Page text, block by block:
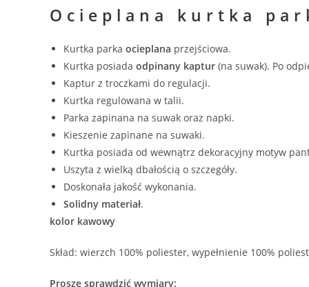
Ocieplana kurtka
Kurtka parka ocieplana przejściowa.
Kurtka posiada odpinany kaptur (na suwak). Po
Kaptur z troczkami do regulacji.
Kurtka regulowana w talii.
Parka zapinana na suwak oraz napki.
Kieszenie zapinane na suwaki.
Kurtka posiada od wewnątrz dekoracyjny motyw
Uszyta z wielką dbałością o szczegóły.
Doskonała jakość wykonania.
Solidny materiał.
kolor kawowy
Skład: wierzch 100% poliester, wypełnienie 100%
Proszę sprawdzić wymiary: